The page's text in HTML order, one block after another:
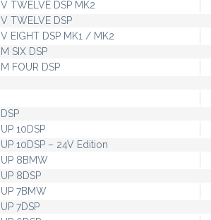
V TWELVE DSP MK2
V TWELVE DSP
V EIGHT DSP MK1 / MK2
M SIX DSP
M FOUR DSP
DSP
UP 10DSP
UP 10DSP – 24V Edition
UP 8BMW
UP 8DSP
UP 7BMW
UP 7DSP